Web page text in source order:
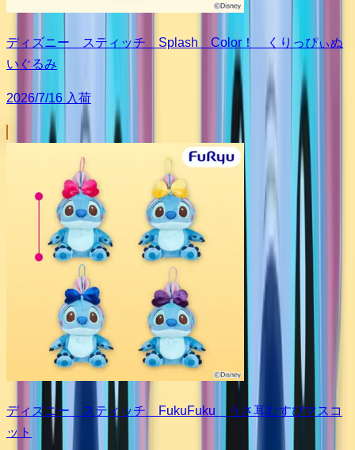
ディズニー スティッチ Splash Color！ くりっぴぃぬ
いぐるみ
2026/7/16 入荷
ディズニー スティッチ FukuFuku うさ耳むすびマスコ
ット